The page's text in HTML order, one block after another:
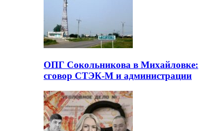
ОПГ Сокольникова в Михайловке:
сговор СТЭК-М и администрации